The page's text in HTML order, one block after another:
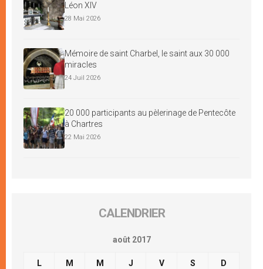
Léon XIV
28 Mai 2026
Mémoire de saint Charbel, le saint aux 30 000
miracles
24 Juil 2026
20 000 participants au pèlerinage de Pentecôte
à Chartres
22 Mai 2026
CALENDRIER
août 2017
L M M J V S D